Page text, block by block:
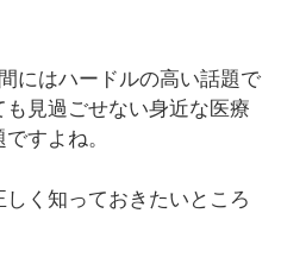
にはハードルの高い話題で
見過ごせない身近な医療
すよね。
く知っておきたいところ